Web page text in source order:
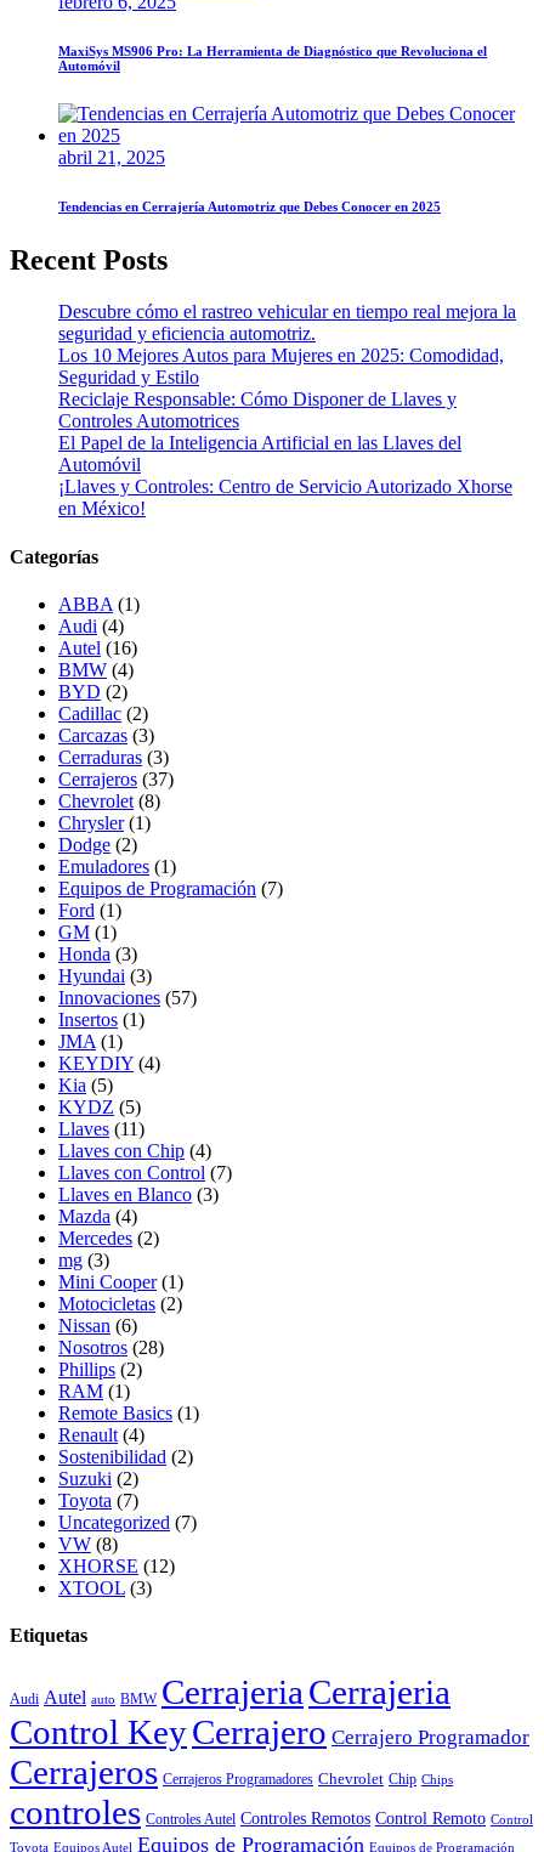
MaxiSys MS906 Pro: La Herramienta de Diagnóstico que Revoluciona el
Automóvil
abril 21, 2025
Tendencias en Cerrajería Automotriz que Debes Conocer en 2025
Recent Posts
Descubre cómo el rastreo vehicular en tiempo real mejora la
seguridad y eficiencia automotriz.
Los 10 Mejores Autos para Mujeres en 2025: Comodidad,
Seguridad y Estilo
Reciclaje Responsable: Cómo Disponer de Llaves y
Controles Automotrices
El Papel de la Inteligencia Artificial en las Llaves del
Automóvil
¡Llaves y Controles: Centro de Servicio Autorizado Xhorse
en México!
Categorías
ABBA (1)
Audi (4)
Autel (16)
BMW (4)
BYD (2)
Cadillac (2)
Carcazas (3)
Cerraduras (3)
Cerrajeros (37)
Chevrolet (8)
Chrysler (1)
Dodge (2)
Emuladores (1)
Equipos de Programación (7)
Ford (1)
GM (1)
Honda (3)
Hyundai (3)
Innovaciones (57)
Insertos (1)
JMA (1)
KEYDIY (4)
Kia (5)
KYDZ (5)
Llaves (11)
Llaves con Chip (4)
Llaves con Control (7)
Llaves en Blanco (3)
Mazda (4)
Mercedes (2)
mg (3)
Mini Cooper (1)
Motocicletas (2)
Nissan (6)
Nosotros (28)
Phillips (2)
RAM (1)
Remote Basics (1)
Renault (4)
Sostenibilidad (2)
Suzuki (2)
Toyota (7)
Uncategorized (7)
VW (8)
XHORSE (12)
XTOOL (3)
Etiquetas
Audi Autel auto BMW Cerrajeria Cerrajeria
Control KeyCerrajero Cerrajero Programador
Cerrajeros Cerrajeros Programadores Chevrolet Chip Chips
controles Controles Autel Controles Remotos Control Remoto Control
Toyota Equipos Autel Equipos de Programación Equipos de Programación